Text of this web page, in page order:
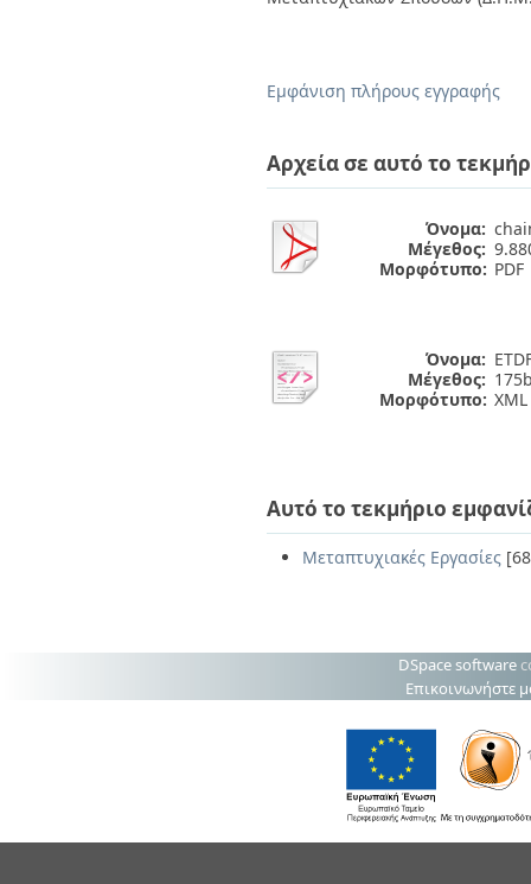
Εμφάνιση πλήρους εγγραφής
Αρχεία σε αυτό το
Όνομα:
Μέγεθος:
Μορφότυπο: PDF
Όνομα:
Μέγεθος:
Μορφότυπο: XML
Αυτό το τεκμήριο
Μεταπτυχιακές Εργασίες
DSpace software
Επικοινωνήστε